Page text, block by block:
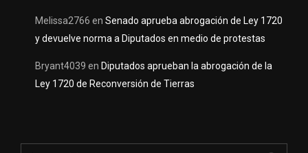
Melissa2766 en Senado aprueba abrogación de Ley 1720
y devuelve norma a Diputados en medio de protestas
Bryant4039 en Diputados aprueban la abrogación de la
Ley 1720 de Reconversión de Tierras